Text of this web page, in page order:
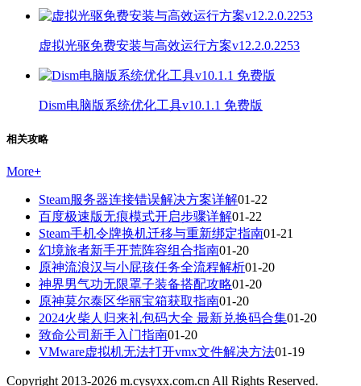
虚拟光驱免费安装与高效运行方案v12.2.0.2253
Dism电脑版系统优化工具v10.1.1 免费版
相关攻略
More+
Steam服务器连接错误解决方案详解01-22
百度极速版无痕模式开启步骤详解01-22
Steam手机令牌换机迁移与重新绑定指南01-21
幻境旅者新手开荒阵容组合指南01-20
原神流浪汉与小屁孩任务全流程解析01-20
神界男气功无限罩子装备搭配攻略01-20
原神莫尔泰区华丽宝箱获取指南01-20
2024火柴人归来礼包码大全 最新兑换码合集01-20
致命公司新手入门指南01-20
VMware虚拟机无法打开vmx文件解决方法01-19
Copyright 2013-2026 m.cysyxx.com.cn All Rights Reserved.